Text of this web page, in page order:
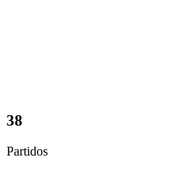
38
Partidos